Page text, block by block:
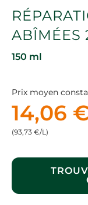
ABÎMÉES
150 ml
Prix moyen
14,06
(93,73 €/L)